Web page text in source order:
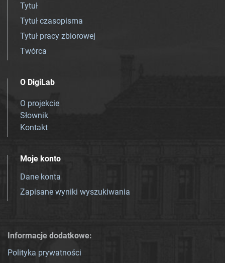
Tytuł
Tytuł czasopisma
Tytuł pracy zbiorowej
Twórca
O DigiLab
O projekcie
Słownik
Kontakt
Moje konto
Dane konta
Zapisane wyniki wyszukiwania
Informacje dodatkowe:
Polityka prywatności